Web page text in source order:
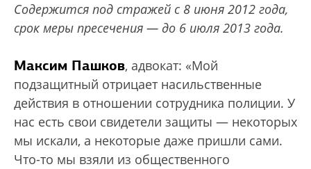
Содержится под стражей с 8 июня 2012 года,
срок меры пресечения — до 6 июля 2013 года.
Максим Пашков, адвокат: «Мой
подзащитный отрицает насильственные
действия в отношении сотрудника полиции. У
нас есть свои свидетели защиты — некоторых
мы искали, а некоторые даже пришли сами.
Что-то мы взяли из общественного